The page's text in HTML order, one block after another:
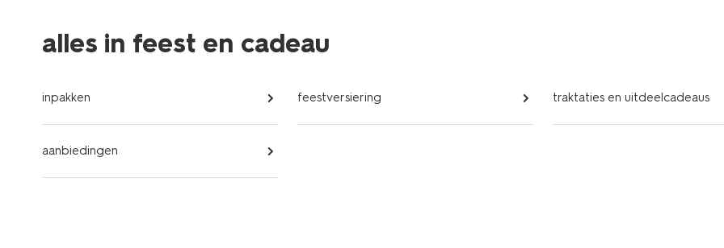
alles in feest en cadeau
inpakken feestversiering traktaties en uitdeelcadeaus
aanbiedingen